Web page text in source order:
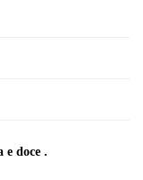
e doce .